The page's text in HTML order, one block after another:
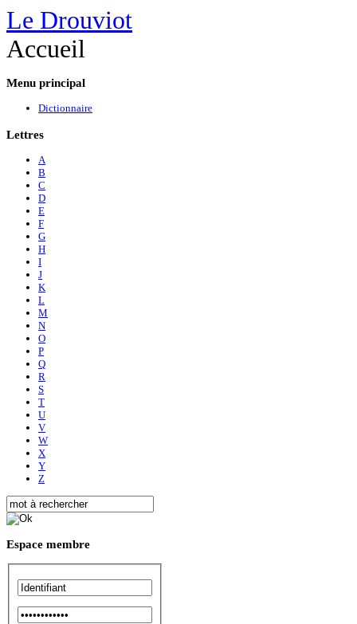
Le Drouviot
Accueil
Menu principal
Dictionnaire
Lettres
A
B
C
D
E
F
G
H
I
J
K
L
M
N
O
P
Q
R
S
T
U
V
W
X
Y
Z
Espace membre